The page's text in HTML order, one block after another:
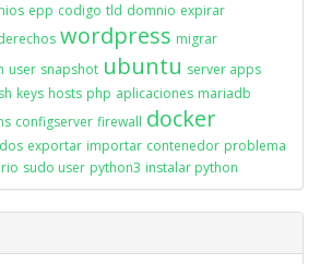
epp codigo tld domnio expirar
wordpress migrar
user snapshot ubuntu server apps
keys hosts php aplicaciones mariadb
configserver firewall docker
exportar importar contenedor problema
sudo user python3 instalar python